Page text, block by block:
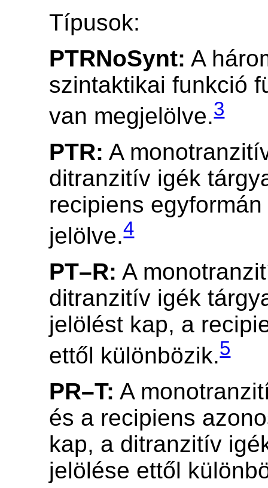
Típusok:
PTRNoSynt: A
szintaktikai funkció
van megjelölve.3
PTR: A
ditranzitív igék
recipiens
jelölve.4
PT–R: A
ditranzitív igék
jelölést kap, a
ettől különbözik.5
PR–T: A
és a recipiens
kap, a ditranzitív
jelölése ettől